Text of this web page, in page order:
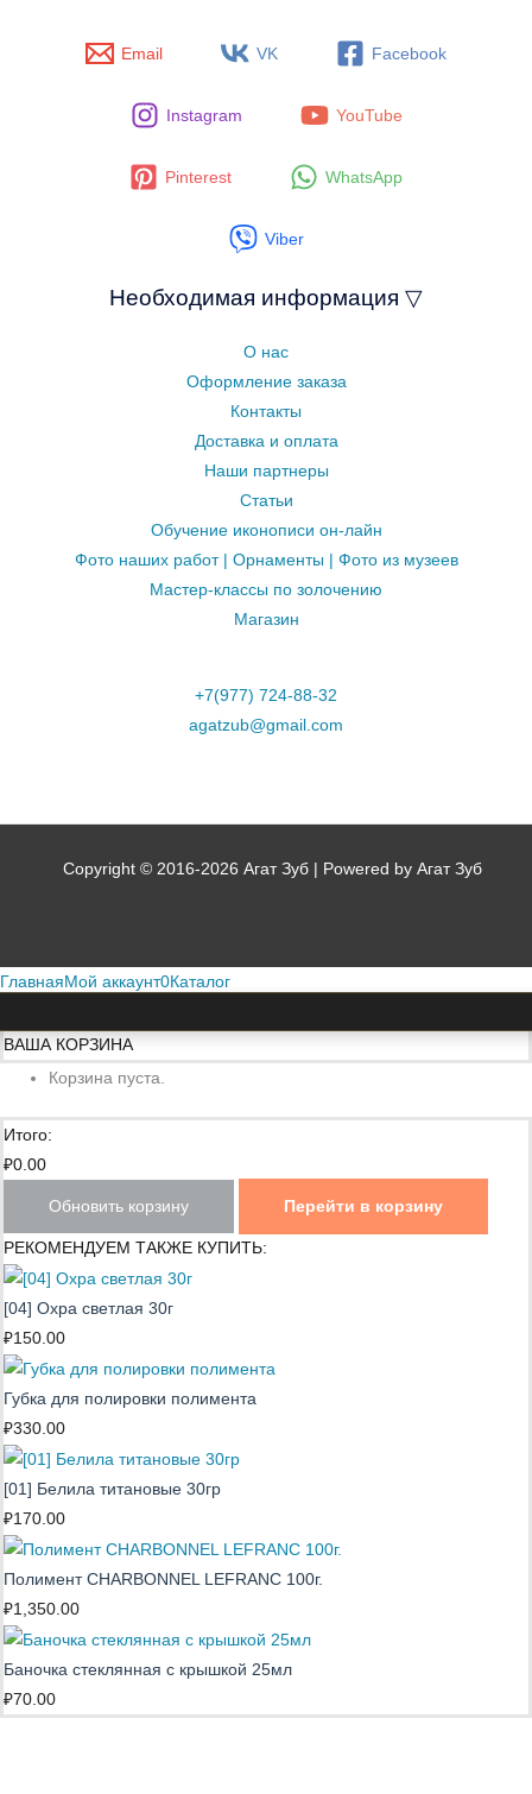
Email VK Facebook
Instagram YouTube
Pinterest WhatsApp
Viber
Необходимая информация ▽
О нас
Оформление заказа
Контакты
Доставка и оплата
Наши партнеры
Статьи
Обучение иконописи он-лайн
Фото наших работ | Орнаменты | Фото из музеев
Мастер-классы по золочению
Магазин
+7(977) 724-88-32
agatzub@gmail.com
Copyright © 2016-2026 Агат Зуб | Powered by Агат Зуб
Главная Мой аккаунт0Каталог
ВАША КОРЗИНА
Корзина пуста.
Итого:
₽0.00
Обновить корзину Перейти в корзину
РЕКОМЕНДУЕМ ТАКЖЕ КУПИТЬ:
[04] Охра светлая 30г
₽150.00
Губка для полировки полимента
₽330.00
[01] Белила титановые 30гр
₽170.00
Полимент CHARBONNEL LEFRANC 100г.
₽1,350.00
Баночка стеклянная с крышкой 25мл
₽70.00